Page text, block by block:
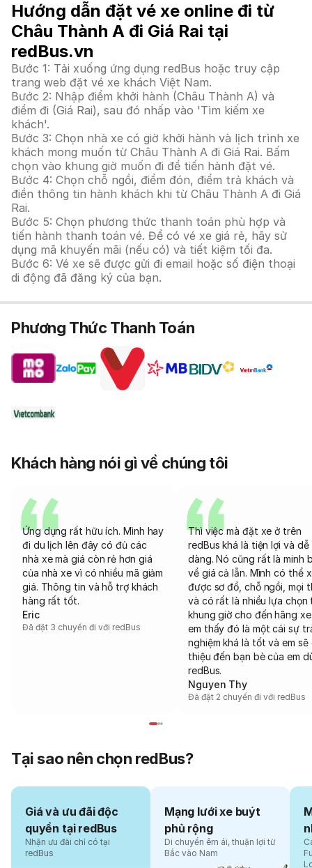
Hướng dẫn đặt vé xe online đi từ
Châu Thành A đi Giá Rai tại
redBus.vn
Bước 1: Tải xuống ứng dụng redBus hoặc truy cập
trang web đặt vé xe khách Việt Nam.
Bước 2: Nhập điểm khởi hành (Châu Thành A) và
điểm đi (Giá Rai), sau đó nhấp vào 'Tìm kiếm xe
khách'.
Bước 3: Chọn nhà xe có giờ khởi hành và lịch trình xe
khách mong muốn từ Châu Thành A đi Giá Rai. Bấm
chọn vào khung giờ muốn đi để tiến hành đặt vé.
Bước 4: Chọn chỗ ngồi, điểm đón, điểm trả khách và
điền thông tin hành khách khi từ Châu Thành A đi Giá
Rai.
Bước 5: Chọn phương thức thanh toán phù hợp và
tiến hành thanh toán vé. Để có vé xe giá rẻ, hãy sử
dụng mã khuyến mãi (nếu có) và tiết kiệm tối đa.
Bước 6: Vé xe sẽ được gửi đi email hoặc số điện thoại
di động đã đăng ký của bạn.
Phương Thức Thanh Toán
Khách hàng nói gì về chúng tôi
Ứng dụng rất hữu ích. Mình hay
đi du lịch lên đây có đủ các
nhà xe mà giá còn rẻ hơn giá
của nhà xe vì có nhiều mã giảm
giá. Thông tin và hỗ trợ khách
hàng rất tốt.
Eric
Đã đặt 3 chuyến đi với redBus
Thì việc mà đặt xe ở trên
redBus khá là tiện lợi và dễ
dàng. Nó cũng rất là minh
về giá cả lẫn. Mình có thể
được sơ đồ, chỗ ngồi, mọi
và có rất là nhiều lựa chọn
khung giờ cho đến hãng
em thấy đó là một cái sự
nghiệm khá là tốt và em sẽ
thiệu đến bạn bè của em
redBus.
Nguyen Thy
Đã đặt 2 chuyến đi với redBus
Tại sao nên chọn redBus?
Giá và ưu đãi độc
quyền tại redBus
Nhận ưu đãi chỉ có tại
redBus
Mạng lưới xe buýt
phủ rộng
Di chuyển êm ái, thuận lợi từ
Bắc vào Nam